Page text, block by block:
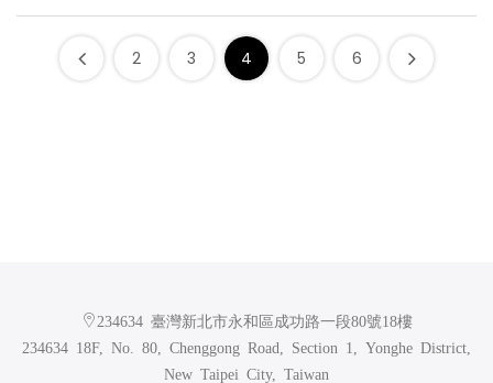
2 3 4 5 6
234634 臺灣新北市永和區成功路一段80號18樓
234634 18F, No. 80, Chenggong Road, Section 1, Yonghe District,
New Taipei City, Taiwan